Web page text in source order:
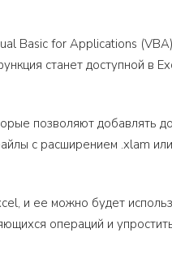
Basic for Applications
станет доступной в
позволяют добавлять
с расширением .xlam
и ее можно будет
операций и